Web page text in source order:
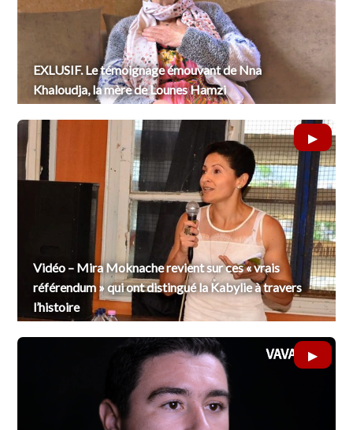
EXLUSIF. Le témoignage émouvant de Nna
Khaloudja, la mère de Lounes Hamzi
Vidéo – Mira Moknache revient sur ces « vrais
référendum » qui ont distingué la Kabylie à travers
l’histoire